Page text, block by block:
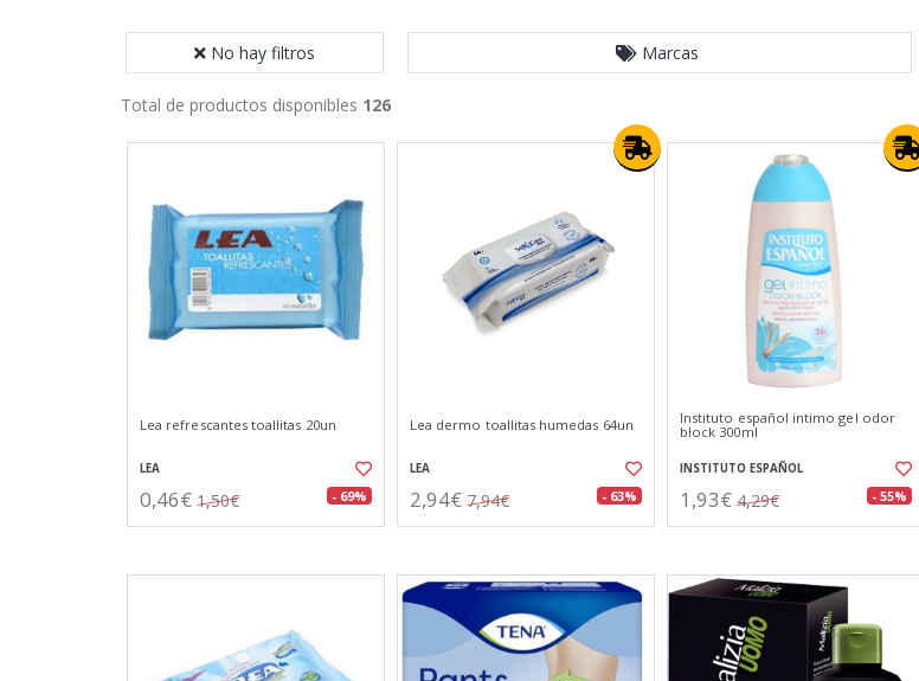
No hay filtros Marcas
Total de productos disponibles 126
Lea refrescantes toallitas 20un
LEA
0,46€ 1,50€ - 69%
Lea dermo toallitas humedas 64un
LEA
2,94€ 7,94€ - 63%
Instituto español intimo gel odor
block 300ml
INSTITUTO ESPAÑOL
1,93€ 4,29€ - 55%